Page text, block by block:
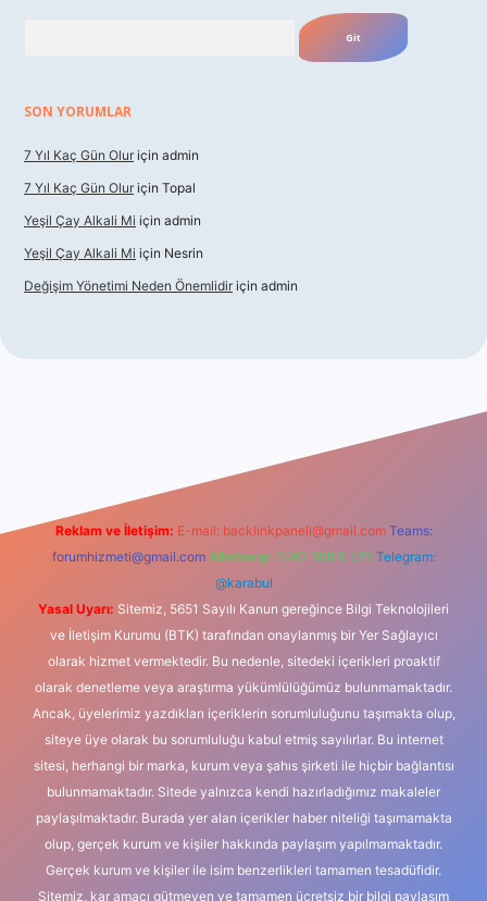
SON YORUMLAR
7 Yıl Kaç Gün Olur için admin
7 Yıl Kaç Gün Olur için Topal
Yeşil Çay Alkali Mi için admin
Yeşil Çay Alkali Mi için Nesrin
Değişim Yönetimi Neden Önemlidir için admin
Reklam ve İletişim: E-mail: backlinkpaneli@gmail.com Teams:
forumhizmeti@gmail.com Whatsapp: 0262 606 0 726 Telegram:
@karabul
Yasal Uyarı: Sitemiz, 5651 Sayılı Kanun gereğince Bilgi Teknolojileri
ve İletişim Kurumu (BTK) tarafından onaylanmış bir Yer Sağlayıcı
olarak hizmet vermektedir. Bu nedenle, sitedeki içerikleri proaktif
olarak denetleme veya araştırma yükümlülüğümüz bulunmamaktadır.
Ancak, üyelerimiz yazdıkları içeriklerin sorumluluğunu taşımakta olup,
siteye üye olarak bu sorumluluğu kabul etmiş sayılırlar. Bu internet
sitesi, herhangi bir marka, kurum veya şahıs şirketi ile hiçbir bağlantısı
bulunmamaktadır. Sitede yalnızca kendi hazırladığımız makaleler
paylaşılmaktadır. Burada yer alan içerikler haber niteliği taşımamakta
olup, gerçek kurum ve kişiler hakkında paylaşım yapılmamaktadır.
Gerçek kurum ve kişiler ile isim benzerlikleri tamamen tesadüfidir.
Sitemiz, kar amacı gütmeyen ve tamamen ücretsiz bir bilgi paylaşım